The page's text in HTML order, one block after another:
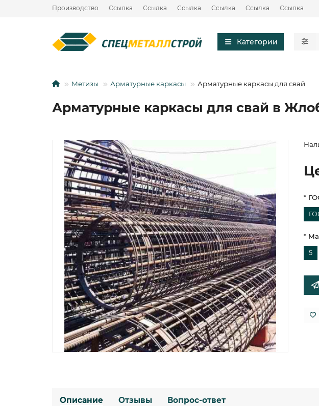
Производство Ссылка Ссылка Ссылка Ссылка Ссылка Ссылка
Категории
Метизы Арматурные каркасы Арматурные каркасы для свай
Арматурные каркасы для свай в
*
*
5
Описание Отзывы Вопрос-ответ